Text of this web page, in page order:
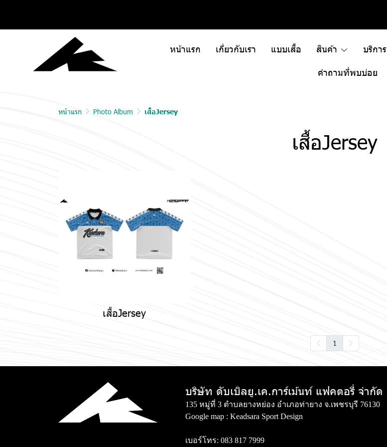
หน้าแรก เกี่ยวกับเรา แบบเสื้อ สินค้า บริการ
คำถามที่พบบ่อย
หน้าแรก Photo Album เสื้อJersey
เสื้อJersey
เสื้อJersey
1
บริษัท ดับเบิลยู.เค.การ์เม้นท์ แฟคตอรี่ จำกัด
135 หมู่ที่ 3 ตำบลยางหย่อง อำเภอท่ายาง จ.เพชรบุรี 76130
Google map : Keadsara Sport Design
เบอร์โทร: 083 817 7999